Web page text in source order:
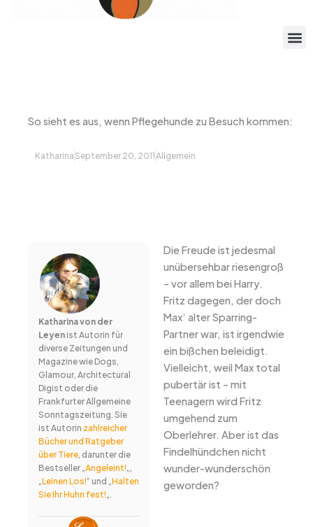
So sieht es aus, wenn Pflegehunde zu Besuch kommen:
Katharina September 20, 2011Allgemein
Katharina von der
Leyenist Autorin für
diverse Zeitungen und
Magazine wie Dogs,
Glamour, Architectural
Digist oder die
Frankfurter Allgemeine
Sonntagszeitung. Sie
ist Autorin zahlreicher
Bücher und Ratgeber
über Tiere, darunter die
Bestseller „ Angeleint!
Leinen Los!“ und „ Halten
Sie Ihr Huhn fest!
Die Freude ist jedesmal
unübersehbar riesengroß
– vor allem bei Harry.
Fritz dagegen, der doch
Max‘ alter Sparring-
Partner war, ist irgendwie
ein bißchen beleidigt.
Vielleicht, weil Max total
pubertär ist – mit
Teenagern wird Fritz
umgehend zum
Oberlehrer. Aber ist das
Findelhündchen nicht
wunder-wunderschön
geworden?